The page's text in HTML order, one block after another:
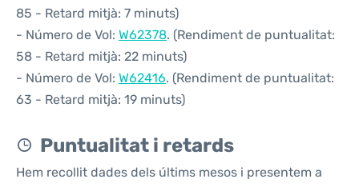
85 - Retard mitjà: 7 minuts)
- Número de Vol: W62378. (Rendiment de puntualitat:
58 - Retard mitjà: 22 minuts)
- Número de Vol: W62416. (Rendiment de puntualitat:
63 - Retard mitjà: 19 minuts)
Puntualitat i retards
Hem recollit dades dels últims mesos i presentem a